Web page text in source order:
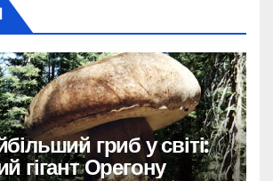
гриб у світі:
гігант Орегону